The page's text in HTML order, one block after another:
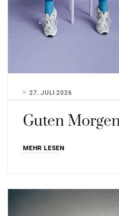
Guten
27. JULI 2026
MEHR LESEN